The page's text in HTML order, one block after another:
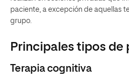
paciente, a excepción de aquellas
grupo.
Principales tipos de
Terapia cognitiva